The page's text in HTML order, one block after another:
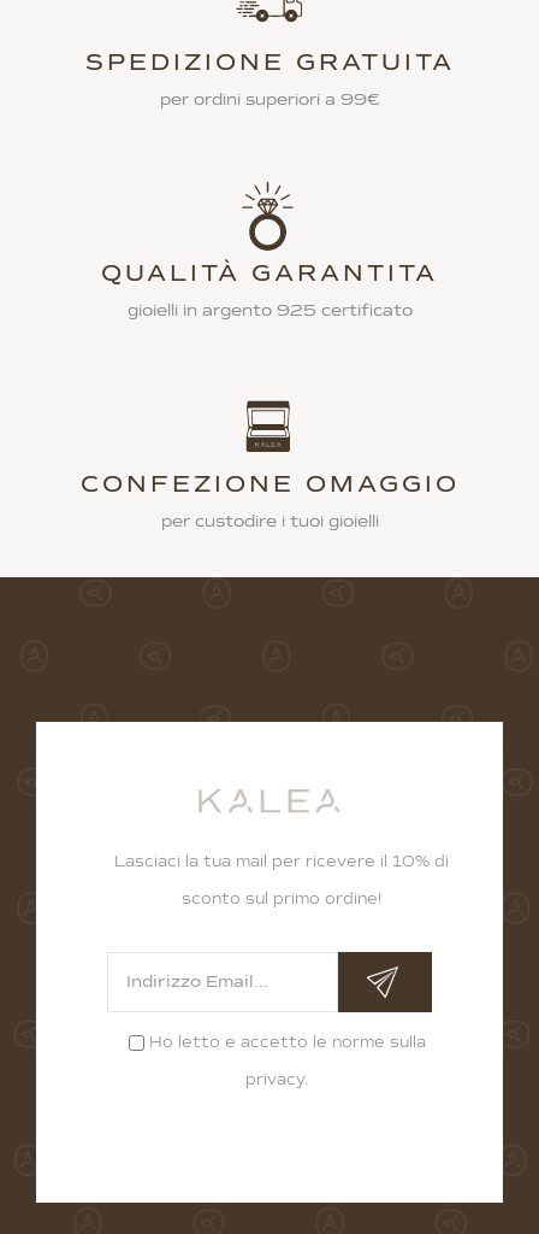
SPEDIZIONE GRATUITA
per ordini superiori a 99€
QUALITÀ GARANTITA
gioielli in argento 925 certificato
CONFEZIONE OMAGGIO
per custodire i tuoi gioielli
Lasciaci la tua mail per ricevere il 10% di
sconto sul primo ordine!
Ho letto e accetto le norme sulla
privacy.